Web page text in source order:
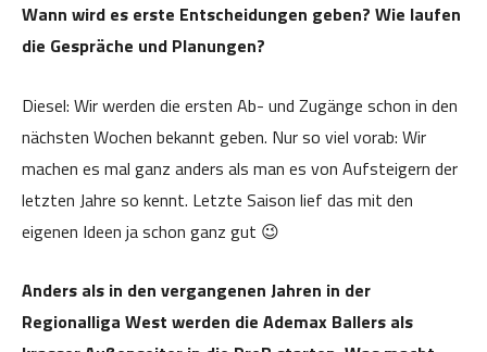
Wann wird es erste Entscheidungen geben? Wie laufen
die Gespräche und Planungen?
Diesel: Wir werden die ersten Ab- und Zugänge schon in den
nächsten Wochen bekannt geben. Nur so viel vorab: Wir
machen es mal ganz anders als man es von Aufsteigern der
letzten Jahre so kennt. Letzte Saison lief das mit den
eigenen Ideen ja schon ganz gut 😉
Anders als in den vergangenen Jahren in der
Regionalliga West werden die Ademax Ballers als